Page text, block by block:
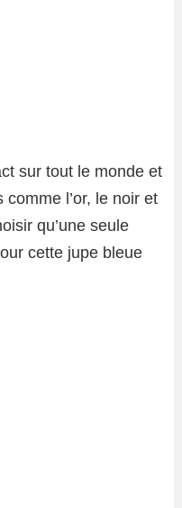
sur tout le monde et
l’or, le noir et
qu’une seule
cette jupe bleue